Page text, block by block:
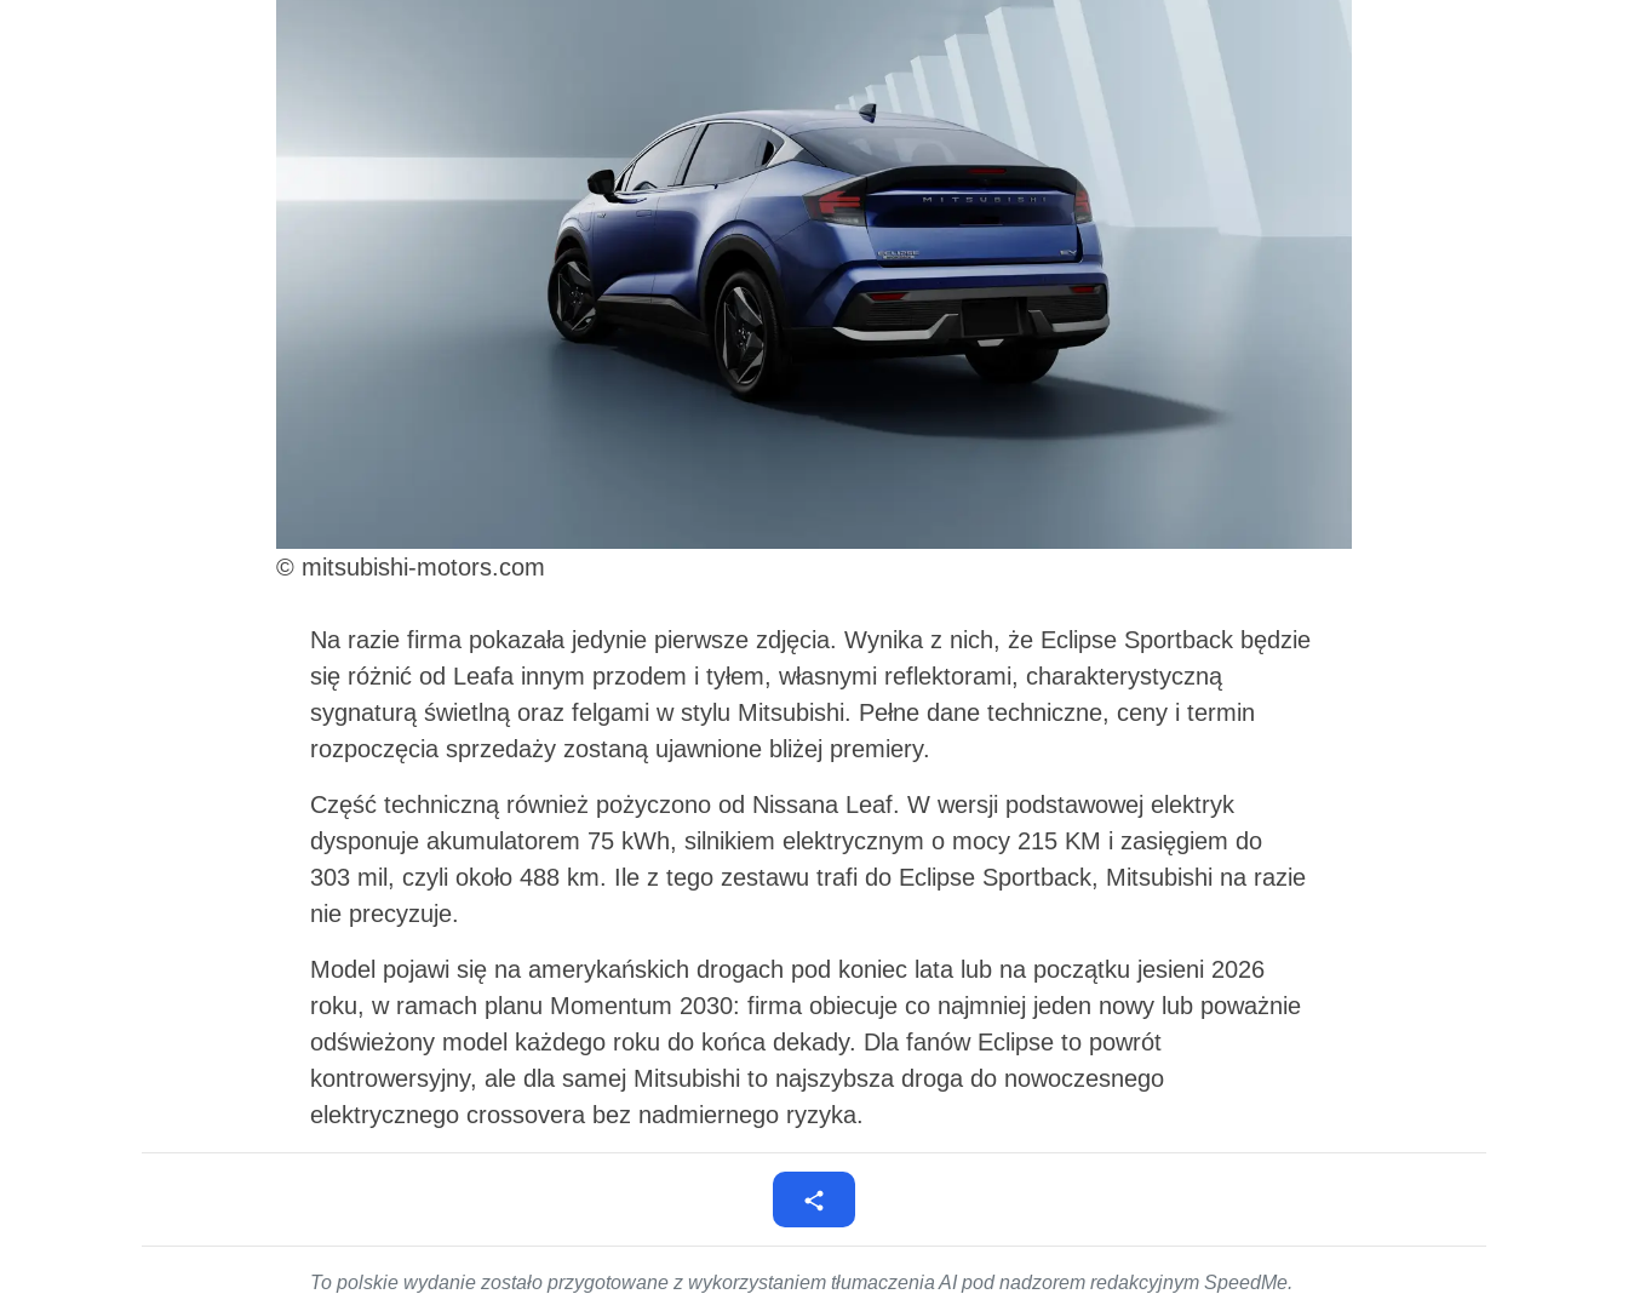
© mitsubishi-motors.com
Na razie firma pokazała jedynie pierwsze zdjęcia. Wynika z nich, że Eclipse Sportback będzie
się różnić od Leafa innym przodem i tyłem, własnymi reflektorami, charakterystyczną
sygnaturą świetlną oraz felgami w stylu Mitsubishi. Pełne dane techniczne, ceny i termin
rozpoczęcia sprzedaży zostaną ujawnione bliżej premiery.
Część techniczną również pożyczono od Nissana Leaf. W wersji podstawowej elektryk
dysponuje akumulatorem 75 kWh, silnikiem elektrycznym o mocy 215 KM i zasięgiem do
303 mil, czyli około 488 km. Ile z tego zestawu trafi do Eclipse Sportback, Mitsubishi na razie
nie precyzuje.
Model pojawi się na amerykańskich drogach pod koniec lata lub na początku jesieni 2026
roku, w ramach planu Momentum 2030: firma obiecuje co najmniej jeden nowy lub poważnie
odświeżony model każdego roku do końca dekady. Dla fanów Eclipse to powrót
kontrowersyjny, ale dla samej Mitsubishi to najszybsza droga do nowoczesnego
elektrycznego crossovera bez nadmiernego ryzyka.
To polskie wydanie zostało przygotowane z wykorzystaniem tłumaczenia AI pod nadzorem redakcyjnym SpeedMe.